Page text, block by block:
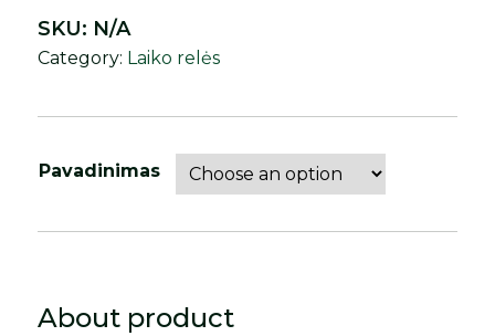
Pavadinimas
SKU: N/A
Category: Laiko relės
About product